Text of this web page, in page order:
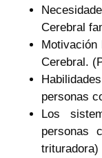
Cerebral
Motivación
Cerebral.
personas
Los
personas
trituradora)